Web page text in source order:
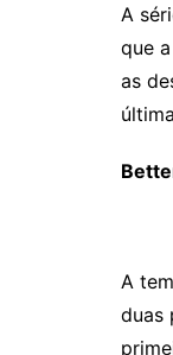
A
que
as
A
duas